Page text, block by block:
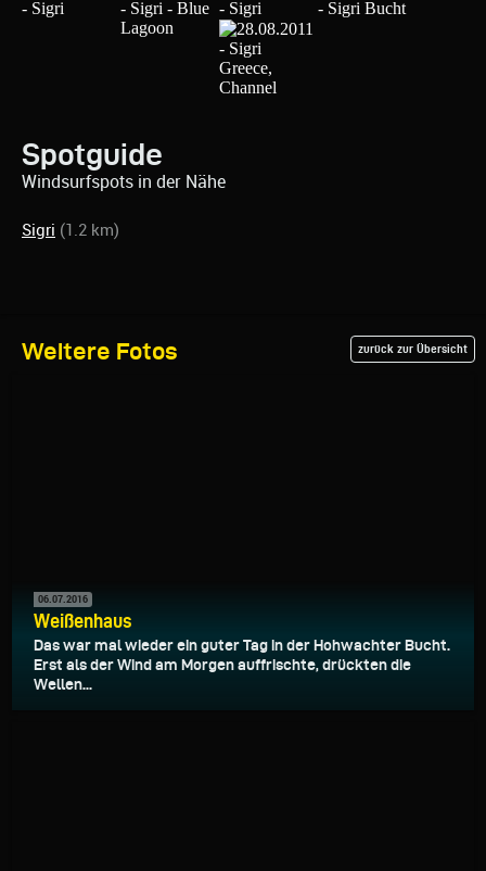
Spotguide
Windsurfspots in der Nähe
Sigri (1.2 km)
Weitere Fotos zurück zur Übersicht
06.07.2016
Weißenhaus
Das war mal wieder ein guter Tag in der Hohwachter Bucht.
Erst als der Wind am Morgen auffrischte, drückten die
Wellen...